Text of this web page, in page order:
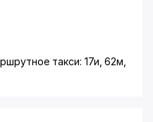
такси: 17и, 62м,